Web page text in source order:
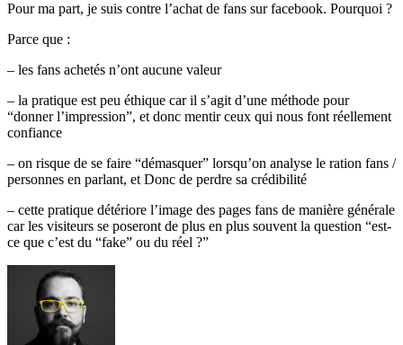
Pour ma part, je suis contre l’achat de fans sur facebook. Pourquoi ?
Parce que :
– les fans achetés n’ont aucune valeur
– la pratique est peu éthique car il s’agit d’une méthode pour
“donner l’impression”, et donc mentir ceux qui nous font réellement
confiance
– on risque de se faire “démasquer” lorsqu’on analyse le ration fans /
personnes en parlant, et Donc de perdre sa crédibilité
– cette pratique détériore l’image des pages fans de manière générale
car les visiteurs se poseront de plus en plus souvent la question “est-
ce que c’est du “fake” ou du réel ?”